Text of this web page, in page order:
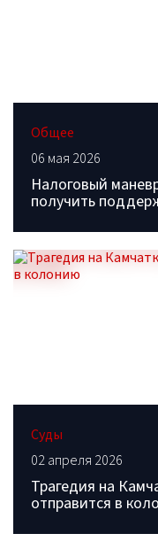
Общее
06 мая 2026
Налоговый
получить
Суды
02 апреля 2026
Трагедия на
отправится в